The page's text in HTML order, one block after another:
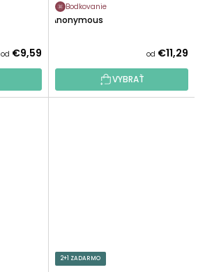
od €9,59
Bodkovanie
Anonymous
od €11,29
VYBRAŤ
2+1 ZADARMO